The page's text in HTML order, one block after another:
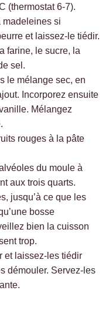
(thermostat 6-7).
madeleines si
et laissez-le tiédir.
farine, le sucre, la
sel.
le mélange sec, en
Incorporez ensuite
Mélangez
rouges à la pâte
du moule à
aux trois quarts.
jusqu’à ce que les
bosse
bien la cuisson
trop.
et laissez-les tiédir
démouler. Servez-les